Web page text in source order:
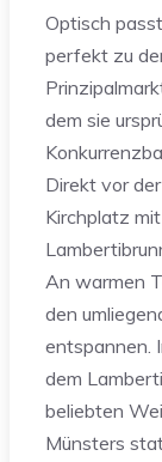
Optisch
perfekt zu
dem sie
Direkt vor
Kirchplatz
An warmen
den
entspannen.
dem
beliebten
Münsters